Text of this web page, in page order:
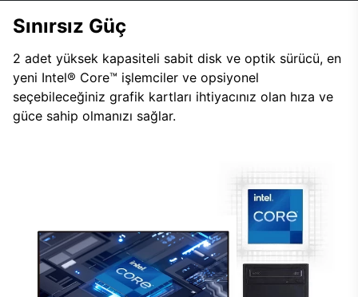
Sınırsız Güç
2 adet yüksek kapasiteli sabit disk ve optik sürücü, en
yeni Intel® Core™ işlemciler ve opsiyonel
seçebileceğiniz grafik kartları ihtiyacınız olan hıza ve
güce sahip olmanızı sağlar.